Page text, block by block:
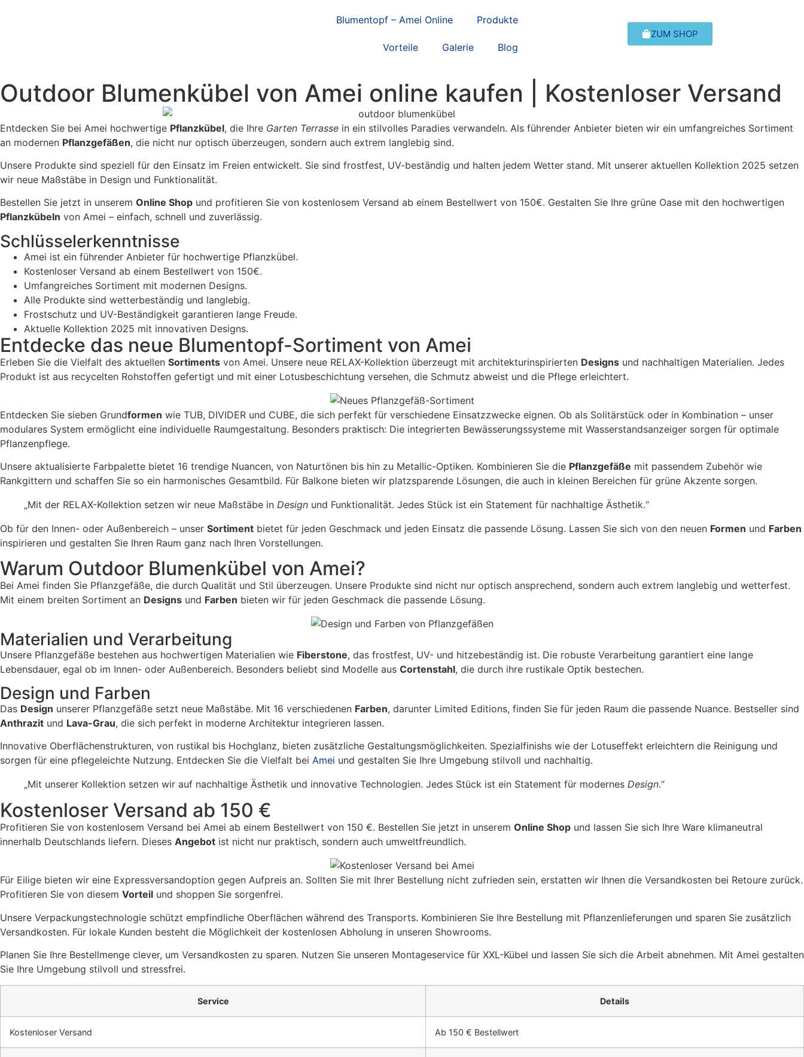
Blumentopf – Amei Online Produkte
Vorteile Galerie Blog
ZUM SHOP
Outdoor Blumenkübel von Amei online kaufen | Kostenloser Versand
Entdecken Sie bei Amei hochwertige Pflanzkübel, die Ihre Garten Terrasse in ein stilvolles Paradies verwandeln. Als führender Anbieter bieten wir ein umfangreiches Sortiment
an modernen Pflanzgefäßen, die nicht nur optisch überzeugen, sondern auch extrem langlebig sind.
Unsere Produkte sind speziell für den Einsatz im Freien entwickelt. Sie sind frostfest, UV-beständig und halten jedem Wetter stand. Mit unserer aktuellen Kollektion 2025 setzen
wir neue Maßstäbe in Design und Funktionalität.
Bestellen Sie jetzt in unserem Online Shop und profitieren Sie von kostenlosem Versand ab einem Bestellwert von 150€. Gestalten Sie Ihre grüne Oase mit den hochwertigen
Pflanzkübeln von Amei – einfach, schnell und zuverlässig.
Schlüsselerkenntnisse
Amei ist ein führender Anbieter für hochwertige Pflanzkübel.
Kostenloser Versand ab einem Bestellwert von 150€.
Umfangreiches Sortiment mit modernen Designs.
Alle Produkte sind wetterbeständig und langlebig.
Frostschutz und UV-Beständigkeit garantieren lange Freude.
Aktuelle Kollektion 2025 mit innovativen Designs.
Entdecke das neue Blumentopf-Sortiment von Amei
Erleben Sie die Vielfalt des aktuellen Sortiments von Amei. Unsere neue RELAX-Kollektion überzeugt mit architekturinspirierten Designs und nachhaltigen Materialien. Jedes
Produkt ist aus recycelten Rohstoffen gefertigt und mit einer Lotusbeschichtung versehen, die Schmutz abweist und die Pflege erleichtert.
Entdecken Sie sieben Grundformen wie TUB, DIVIDER und CUBE, die sich perfekt für verschiedene Einsatzzwecke eignen. Ob als Solitärstück oder in Kombination – unser
modulares System ermöglicht eine individuelle Raumgestaltung. Besonders praktisch: Die integrierten Bewässerungssysteme mit Wasserstandsanzeiger sorgen für optimale
Pflanzenpflege.
Unsere aktualisierte Farbpalette bietet 16 trendige Nuancen, von Naturtönen bis hin zu Metallic-Optiken. Kombinieren Sie die Pflanzgefäße mit passendem Zubehör wie
Rankgittern und schaffen Sie so ein harmonisches Gesamtbild. Für Balkone bieten wir platzsparende Lösungen, die auch in kleinen Bereichen für grüne Akzente sorgen.
„Mit der RELAX-Kollektion setzen wir neue Maßstäbe in Design und Funktionalität. Jedes Stück ist ein Statement für nachhaltige Ästhetik.“
Ob für den Innen- oder Außenbereich – unser Sortiment bietet für jeden Geschmack und jeden Einsatz die passende Lösung. Lassen Sie sich von den neuen Formen und Farben
inspirieren und gestalten Sie Ihren Raum ganz nach Ihren Vorstellungen.
Warum Outdoor Blumenkübel von Amei?
Bei Amei finden Sie Pflanzgefäße, die durch Qualität und Stil überzeugen. Unsere Produkte sind nicht nur optisch ansprechend, sondern auch extrem langlebig und wetterfest.
Mit einem breiten Sortiment an Designs und Farben bieten wir für jeden Geschmack die passende Lösung.
Materialien und Verarbeitung
Unsere Pflanzgefäße bestehen aus hochwertigen Materialien wie Fiberstone, das frostfest, UV- und hitzebeständig ist. Die robuste Verarbeitung garantiert eine lange
Lebensdauer, egal ob im Innen- oder Außenbereich. Besonders beliebt sind Modelle aus Cortenstahl, die durch ihre rustikale Optik bestechen.
Design und Farben
Das Design unserer Pflanzgefäße setzt neue Maßstäbe. Mit 16 verschiedenen Farben, darunter Limited Editions, finden Sie für jeden Raum die passende Nuance. Bestseller sind
Anthrazit und Lava-Grau, die sich perfekt in moderne Architektur integrieren lassen.
Innovative Oberflächenstrukturen, von rustikal bis Hochglanz, bieten zusätzliche Gestaltungsmöglichkeiten. Spezialfinishs wie der Lotuseffekt erleichtern die Reinigung und
sorgen für eine pflegeleichte Nutzung. Entdecken Sie die Vielfalt bei Amei und gestalten Sie Ihre Umgebung stilvoll und nachhaltig.
„Mit unserer Kollektion setzen wir auf nachhaltige Ästhetik und innovative Technologien. Jedes Stück ist ein Statement für modernes Design.“
Kostenloser Versand ab 150 €
Profitieren Sie von kostenlosem Versand bei Amei ab einem Bestellwert von 150 €. Bestellen Sie jetzt in unserem Online Shop und lassen Sie sich Ihre Ware klimaneutral
innerhalb Deutschlands liefern. Dieses Angebot ist nicht nur praktisch, sondern auch umweltfreundlich.
Für Eilige bieten wir eine Expressversandoption gegen Aufpreis an. Sollten Sie mit Ihrer Bestellung nicht zufrieden sein, erstatten wir Ihnen die Versandkosten bei Retoure zurück.
Profitieren Sie von diesem Vorteil und shoppen Sie sorgenfrei.
Unsere Verpackungstechnologie schützt empfindliche Oberflächen während des Transports. Kombinieren Sie Ihre Bestellung mit Pflanzenlieferungen und sparen Sie zusätzlich
Versandkosten. Für lokale Kunden besteht die Möglichkeit der kostenlosen Abholung in unseren Showrooms.
Planen Sie Ihre Bestellmenge clever, um Versandkosten zu sparen. Nutzen Sie unseren Montageservice für XXL-Kübel und lassen Sie sich die Arbeit abnehmen. Mit Amei gestalten
Sie Ihre Umgebung stilvoll und stressfrei.
Service Details
Kostenloser Versand Ab 150 € Bestellwert